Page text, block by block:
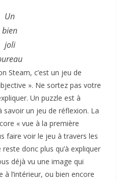
Un
bien
joli
Steam, c’est un jeu de
». Ne sortez pas votre
Un puzzle est à
savoir un jeu de réflexion. La
« vue à la première
faire voir le jeu à travers les
donc plus qu’à expliquer
déjà vu une image qui
l’intérieur, ou bien encore